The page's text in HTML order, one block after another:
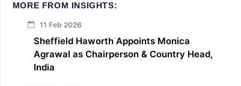
MORE FROM INSIGHTS:
11 Feb 2026
Sheffield Haworth Appoints Monica
Agrawal as Chairperson & Country Head,
India